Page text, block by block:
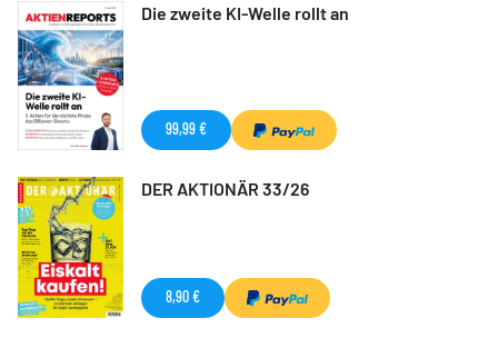
Die zweite KI-Welle rollt an
99,99 €
DER AKTIONÄR 33/26
8,90 €